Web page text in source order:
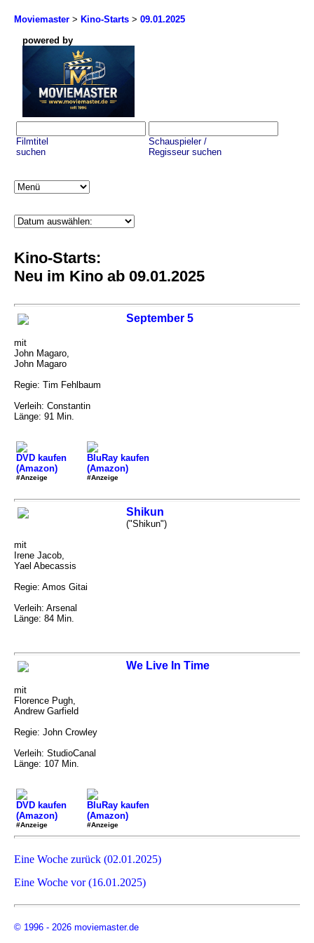
Moviemaster > Kino-Starts > 09.01.2025
powered by
Filmtitel
suchen
Schauspieler /
Regisseur suchen
Kino-Starts:
Neu im Kino ab 09.01.2025
September 5
mit
John Magaro,
John Magaro
Regie: Tim Fehlbaum
Verleih: Constantin
Länge: 91 Min.
DVD kaufen
(Amazon)
#Anzeige
BluRay kaufen
(Amazon)
#Anzeige
Shikun
("Shikun")
mit
Irene Jacob,
Yael Abecassis
Regie: Amos Gitai
Verleih: Arsenal
Länge: 84 Min.
We Live In Time
mit
Florence Pugh,
Andrew Garfield
Regie: John Crowley
Verleih: StudioCanal
Länge: 107 Min.
DVD kaufen
(Amazon)
#Anzeige
BluRay kaufen
(Amazon)
#Anzeige
Eine Woche zurück (02.01.2025)
Eine Woche vor (16.01.2025)
© 1996 - 2026 moviemaster.de